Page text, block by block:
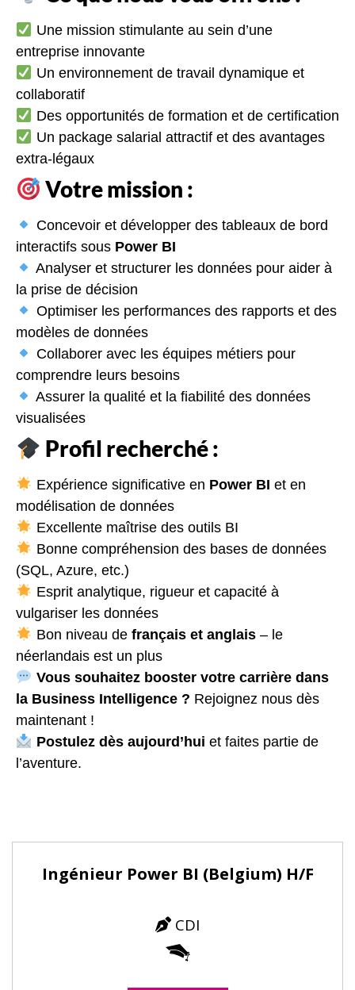
Une mission stimulante au sein d’une
entreprise innovante
Un environnement de travail dynamique et
collaboratif
Des opportunités de formation et de certification
Un package salarial attractif et des avantages
extra-légaux
Votre mission :
Concevoir et développer des tableaux de bord
interactifs sous Power BI
Analyser et structurer les données pour aider à
la prise de décision
Optimiser les performances des rapports et des
modèles de données
Collaborer avec les équipes métiers pour
comprendre leurs besoins
Assurer la qualité et la fiabilité des données
visualisées
Profil recherché :
Expérience significative en Power BI et en
modélisation de données
Excellente maîtrise des outils BI
Bonne compréhension des bases de données
(SQL, Azure, etc.)
Esprit analytique, rigueur et capacité à
vulgariser les données
Bon niveau de français et anglais– le
néerlandais est un plus
Vous souhaitez booster votre carrière dans
la Business Intelligence ? Rejoignez nous dès
maintenant !
Postulez dès aujourd’hui et faites partie de
l’aventure.
Ingénieur Power BI (Belgium) H/F
CDI